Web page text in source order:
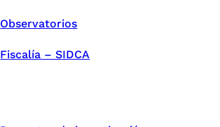
Observatorios
Fiscalía – SIDCA